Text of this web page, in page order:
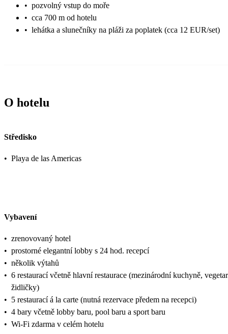
• pozvolný vstup do moře
• cca 700 m od hotelu
• lehátka a slunečníky na pláži za poplatek (cca 12 EUR/set)
O hotelu
Středisko
• Playa de las Americas
Vybavení
• zrenovovaný hotel
• prostorné elegantní lobby s 24 hod. recepcí
• několik výtahů
• 6 restaurací včetně hlavní restaurace (mezinárodní kuchyně,
židličky)
• 5 restaurací á la carte (nutná rezervace předem na recepci)
• 4 bary včetně lobby baru, pool baru a sport baru
• Wi-Fi zdarma v celém hotelu